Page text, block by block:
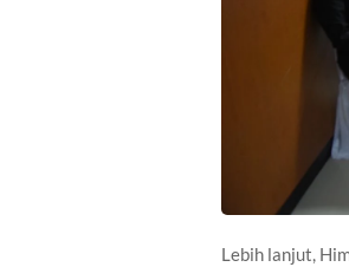
Lebih lanjut,